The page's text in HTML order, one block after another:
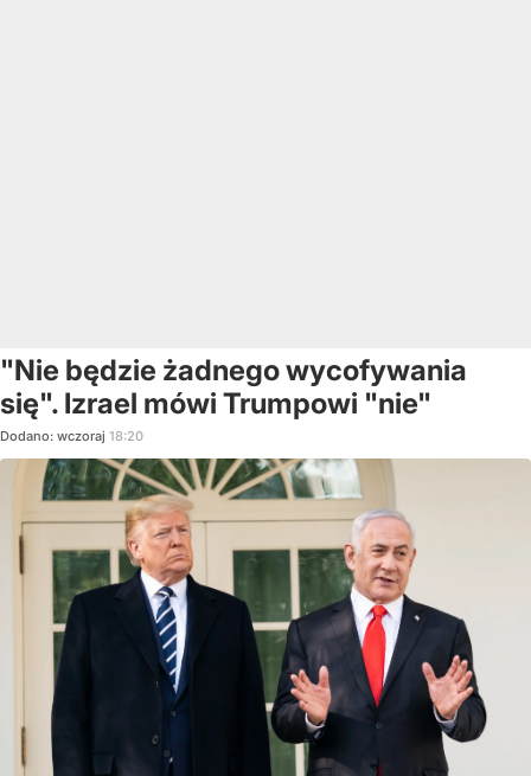
"Nie będzie żadnego wycofywania
się". Izrael mówi Trumpowi "nie"
Dodano: wczoraj 18:20